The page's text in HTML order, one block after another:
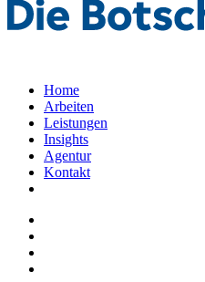
Home
Arbeiten
Leistungen
Insights
Agentur
Kontakt